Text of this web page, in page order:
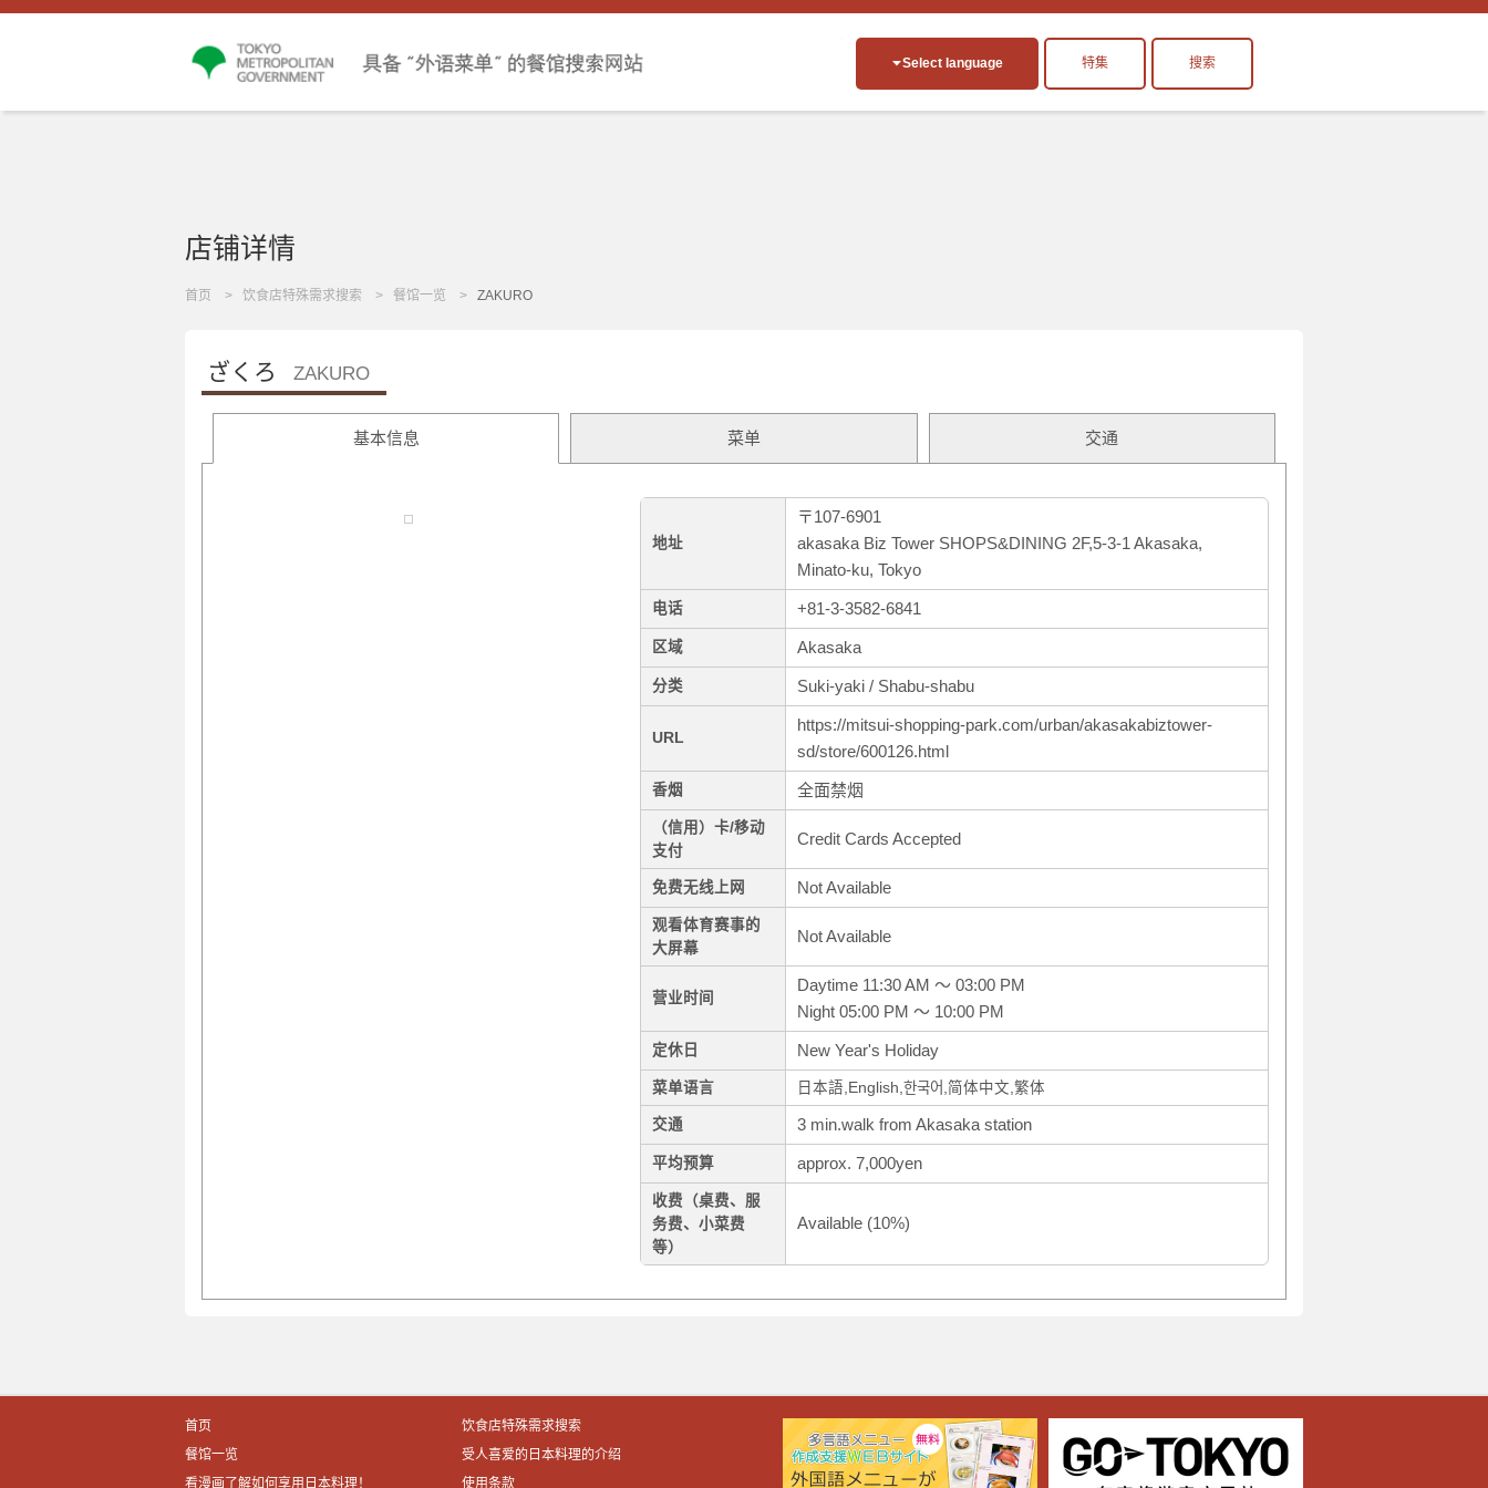
Select language 特集 搜索
店铺详情
首页 饮食店特殊需求搜索 餐馆一览 ZAKURO
ざくろ ZAKURO
基本信息 菜单 交通
地址
〒107-6901
akasaka Biz Tower SHOPS&DINING 2F,5-3-1 Akasaka,
Minato-ku, Tokyo
电话 +81-3-3582-6841
区域 Akasaka
分类 Suki-yaki / Shabu-shabu
URL
https://mitsui-shopping-park.com/urban/akasakabiztower-
sd/store/600126.html
香烟 全面禁烟
（信用）卡/移动
支付
Credit Cards Accepted
免费无线上网 Not Available
观看体育赛事的
大屏幕
Not Available
营业时间
Daytime 11:30 AM ～ 03:00 PM
Night 05:00 PM ～ 10:00 PM
定休日 New Year's Holiday
菜单语言 日本語,English,한국어,简体中文,繁体
交通 3 min.walk from Akasaka station
平均预算 approx. 7,000yen
收费（桌费、服
务费、小菜费
等）
Available (10%)
首页
饮食店特殊需求搜索
餐馆一览
受人喜爱的日本料理的介绍
看漫画了解如何享用日本料理！
使用条款